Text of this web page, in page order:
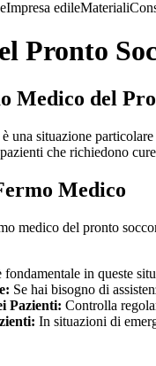
Impresa edileMateriali
Pronto
Medico del
una situazione
che richiedono
Medico
medico del pronto
fondamentale in queste
Se hai bisogno di
Pazienti: Controlla
In situazioni di